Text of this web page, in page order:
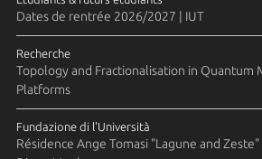
Dates de rentrée 2026/2027 | IUT
Recherche
Topology and Fractionalisation in Quantum
Platforms
Fundazione di l'Università
Résidence Ange Tomasi "Lagune and